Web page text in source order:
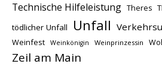
Technische Hilfeleistung Theres
tödlicher Unfall Unfall
Weinfest Weinkönigin Weinprinzessin
Zeil am Main